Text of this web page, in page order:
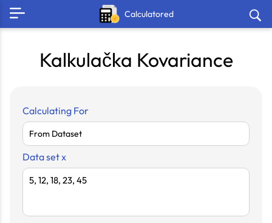
Calculatored
Kalkulačka Kovariance
Calculating For
Data set x